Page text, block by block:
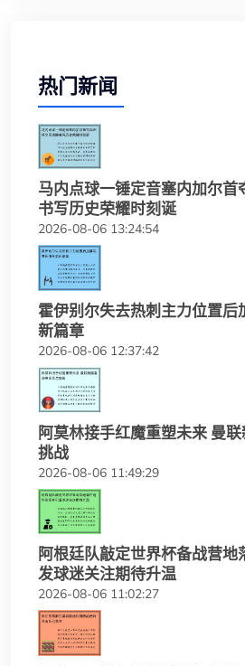
热门新闻
马内点球一锤定音塞内加尔首
书写历史荣耀时刻诞
2026-08-06 13:24:54
霍伊别尔失去热刺主力位置后
新篇章
2026-08-06 12:37:42
阿莫林接手红魔重塑未来 曼
挑战
2026-08-06 11:49:29
阿根廷队敲定世界杯备战营地
发球迷关注期待升温
2026-08-06 11:02:27